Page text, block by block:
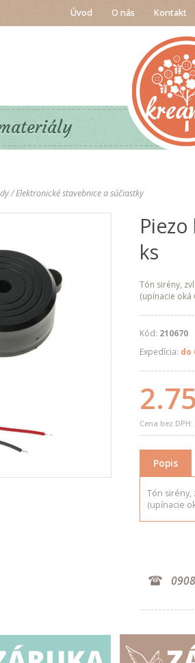
Úvod O nás Kontakt
/Elektronické stavebnice a súčiastky
ks
Tón sirény,
(upínacie
Kód: 210670
Expedícia: do
Cena bez DPH:
Popis
Tón sirény,
(upínacie